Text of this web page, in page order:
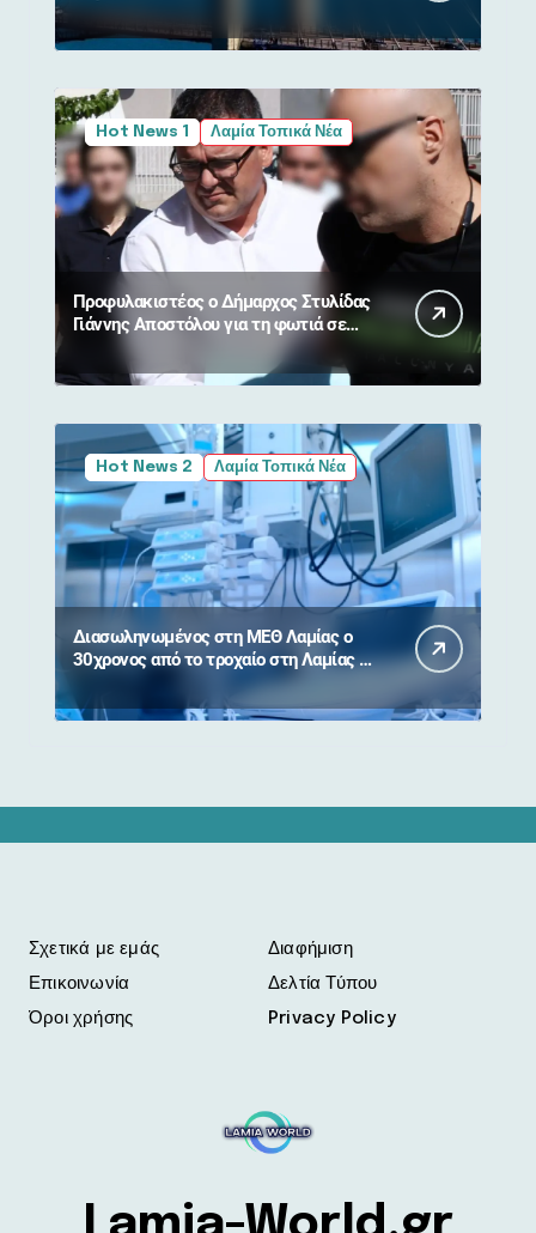
Hot News 1 Λαμία Τοπικά Νέα
Προφυλακιστέος ο Δήμαρχος Στυλίδας
Γιάννης Αποστόλου για τη φωτιά σε
Hot News 2 Λαμία Τοπικά Νέα
Διασωληνωμένος στη ΜΕΘ Λαμίας ο
30χρονος από το τροχαίο στη Λαμίας –
Σχετικά με εμάς
Επικοινωνία
Όροι χρήσης
Διαφήμιση
Δελτία Τύπου
Privacy Policy